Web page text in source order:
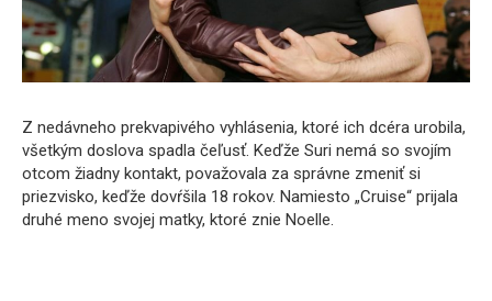
Z nedávneho prekvapivého vyhlásenia, ktoré ich dcéra urobila,
všetkým doslova spadla čeľusť. Keďže Suri nemá so svojím
otcom žiadny kontakt, považovala za správne zmeniť si
priezvisko, keďže dovŕšila 18 rokov. Namiesto „Cruise“ prijala
druhé meno svojej matky, ktoré znie Noelle.